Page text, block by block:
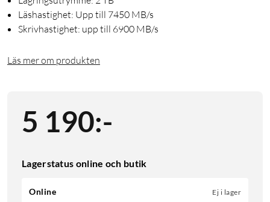
Läshastighet: Upp till 7450 MB/s
Skrivhastighet: upp till 6900 MB/s
Läs mer om produkten
5 190:-
Lagerstatus online och butik
Online Ej i lager